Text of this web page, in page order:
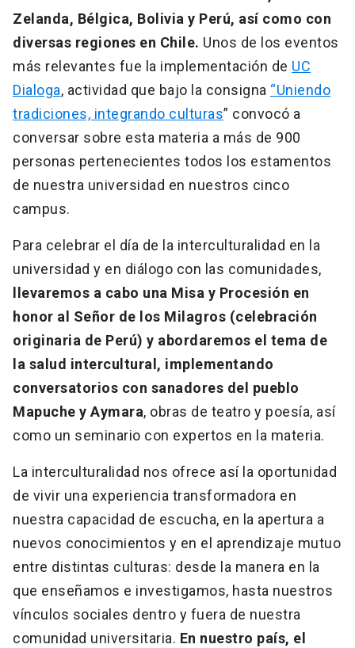
Zelanda, Bélgica, Bolivia y Perú, así como con
diversas regiones en Chile. Unos de los eventos
más relevantes fue la implementación de UC
Dialoga, actividad que bajo la consigna “Uniendo
tradiciones, integrando culturas” convocó a
conversar sobre esta materia a más de 900
personas pertenecientes todos los estamentos
de nuestra universidad en nuestros cinco
campus.
Para celebrar el día de la interculturalidad en la
universidad y en diálogo con las comunidades,
llevaremos a cabo una Misa y Procesión en
honor al Señor de los Milagros (celebración
originaria de Perú) y abordaremos el tema de
la salud intercultural, implementando
conversatorios con sanadores del pueblo
Mapuche y Aymara, obras de teatro y poesía, así
como un seminario con expertos en la materia.
La interculturalidad nos ofrece así la oportunidad
de vivir una experiencia transformadora en
nuestra capacidad de escucha, en la apertura a
nuevos conocimientos y en el aprendizaje mutuo
entre distintas culturas: desde la manera en la
que enseñamos e investigamos, hasta nuestros
vínculos sociales dentro y fuera de nuestra
comunidad universitaria. En nuestro país, el